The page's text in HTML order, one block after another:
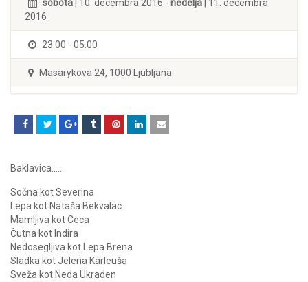
sobota | 10. decembra 2016 - nedelja | 11. decembra
2016
23:00 - 05:00
Masarykova 24, 1000 Ljubljana
Baklavica…..
Sočna kot Severina
Lepa kot Nataša Bekvalac
Mamljiva kot Ceca
Čutna kot Indira
Nedosegljiva kot Lepa Brena
Sladka kot Jelena Karleuša
Sveža kot Neda Ukraden